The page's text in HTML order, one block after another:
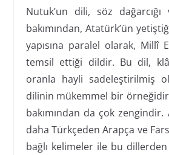
Nutuk’un dili, söz dağarcığı
bakımından, Atatürk’ün
yapısına paralel olarak, Millî
temsil ettiği dildir. Bu dil,
oranla hayli sadeleştirilmiş
dilinin mükemmel bir
bakımından da çok
daha Türkçeden Arapça ve
bağlı kelimeler ile bu